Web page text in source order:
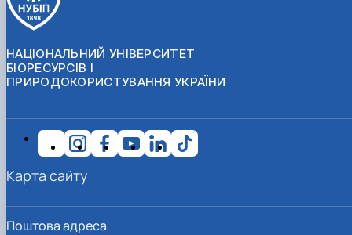
НАЦІОНАЛЬНИЙ УНІВЕРСИТЕТ
БІОРЕСУРСІВ І
ПРИРОДОКОРИСТУВАННЯ УКРАЇНИ
Поштова адреса
Карта сайту